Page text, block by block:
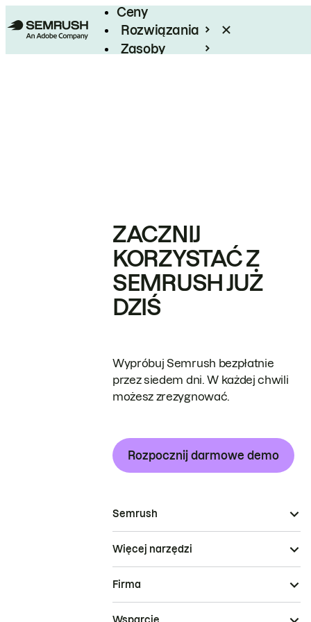
Ceny
Rozwiązania
Zasoby
ZACZNIJ
KORZYSTAĆ Z
SEMRUSH JUŻ
DZIŚ
Wypróbuj Semrush bezpłatnie
przez siedem dni. W każdej chwili
możesz zrezygnować.
Rozpocznij darmowe demo
Semrush
Więcej narzędzi
Firma